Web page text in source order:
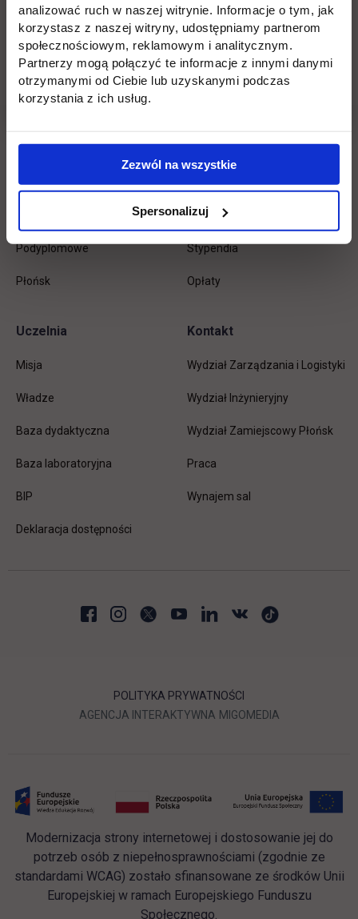
analizować ruch w naszej witrynie. Informacje o tym, jak
korzystasz z naszej witryny, udostępniamy partnerom
społecznościowym, reklamowym i analitycznym.
Partnerzy mogą połączyć te informacje z innymi danymi
otrzymanymi od Ciebie lub uzyskanymi podczas
korzystania z ich usług.
Zezwól na wszystkie
Spersonalizuj
Licencjackie
Inżynierskie
Podyplomowe
Płońsk
Dziekanat
Biblioteka
Stypendia
Opłaty
Uczelnia
Misja
Władze
Baza dydaktyczna
Baza laboratoryjna
BIP
Deklaracja dostępności
Kontakt
Wydział Zarządzania i Logistyki
Wydział Inżynieryjny
Wydział Zamiejscowy Płońsk
Praca
Wynajem sal
POLITYKA PRYWATNOŚCI
AGENCJA INTERAKTYWNA LINK OTWIERA SIĘ W
MIGOMEDIA
Modernizacja strony internetowej i dostosowanie jej do
potrzeb osób z niepełnosprawnościami (zgodnie ze
standardami WCAG) zostało sfinansowane ze środków Unii
Europejskiej w ramach Europejskiego Funduszu
Społecznego.